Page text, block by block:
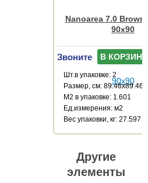
Nanoarea 7.0
90x90
Звоните В КОРЗИНУ
Шт.в упаковке: 2
Размер, см: 89.46x89.46
М2 в упаковке: 1.601
Ед.измерения: м2
Веc упаковки, кг: 27.597
Другие
элементы